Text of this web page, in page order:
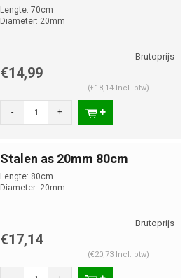
Lengte: 70cm
Diameter: 20mm
€14,99
(€18,14 Incl. btw)
- +
Stalen as 20mm 80cm
Lengte: 80cm
Diameter: 20mm
€17,14
(€20,73 Incl. btw)